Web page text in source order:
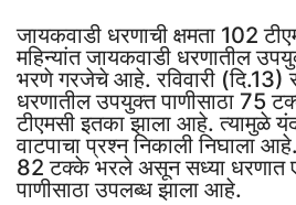
जायकवाडी धरणाची क्षमता 102
महिन्यांत जायकवाडी धरणातील
भरणे गरजेचे आहे. रविवारी (दि.13)
धरणातील उपयुक्त पाणीसाठा 75
टीएमसी इतका झाला आहे. त्यामुळे
वाटपाचा प्रश्न निकाली निघाला
82 टक्के भरले असून सध्या धरणात
पाणीसाठा उपलब्ध झाला आहे.